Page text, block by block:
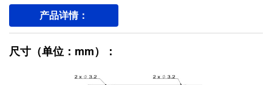
产品详情：
尺寸（单位：mm）：